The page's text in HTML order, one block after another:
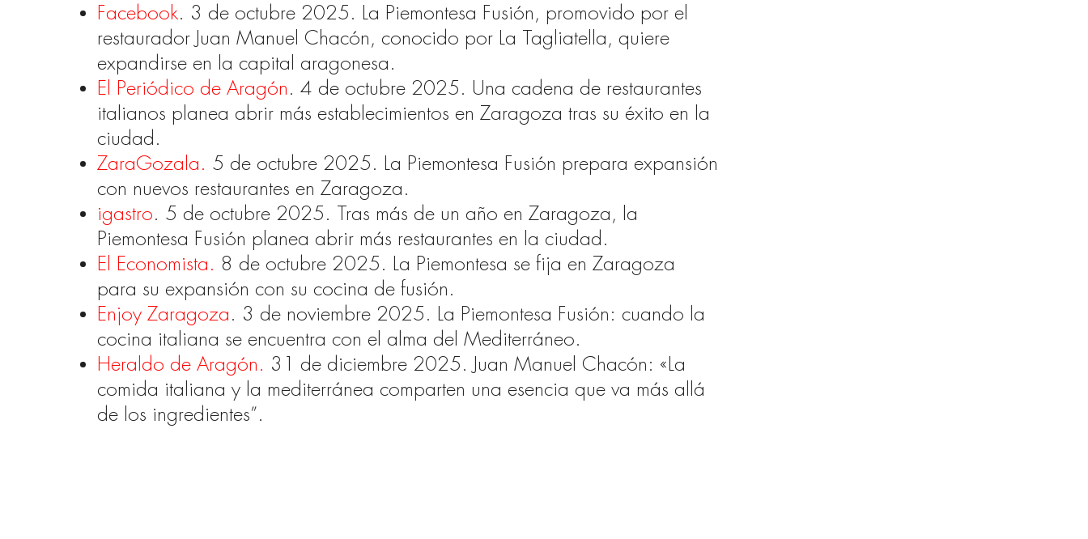
Facebook. 3 de octubre 2025. La Piemontesa Fusión, promovido por el
restaurador Juan Manuel Chacón, conocido por La Tagliatella, quiere
expandirse en la capital aragonesa.
El Periódico de Aragón. 4 de octubre 2025. Una cadena de restaurantes
italianos planea abrir más establecimientos en Zaragoza tras su éxito en la
ciudad.
ZaraGozala. 5 de octubre 2025. La Piemontesa Fusión prepara expansión
con nuevos restaurantes en Zaragoza.
igastro. 5 de octubre 2025. Tras más de un año en Zaragoza, la
Piemontesa Fusión planea abrir más restaurantes en la ciudad.
El Economista. 8 de octubre 2025. La Piemontesa se fija en Zaragoza
para su expansión con su cocina de fusión.
Enjoy Zaragoza. 3 de noviembre 2025. La Piemontesa Fusión: cuando la
cocina italiana se encuentra con el alma del Mediterráneo.
Heraldo de Aragón. 31 de diciembre 2025. Juan Manuel Chacón: «La
comida italiana y la mediterránea comparten una esencia que va más allá
de los ingredientes”.